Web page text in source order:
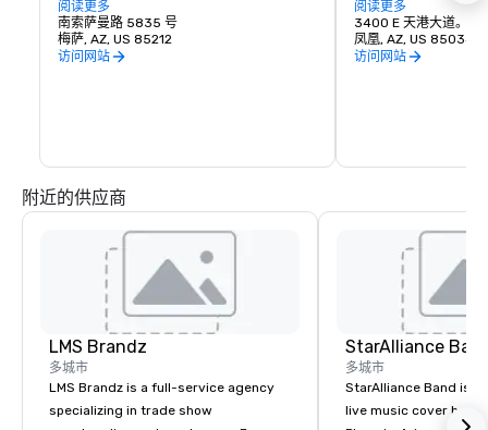
间断服务，每年为亚利桑那州的经济贡献13
亿美元。
阅读更多
南索萨曼路 5835 号
梅萨, AZ, US 85212
访问网站
• 梅萨距离菲尼克斯
钟路程
• 前往全球 100 多个
飞航班
阅读更多
3400 E 天港大道。
凤凰, AZ, US 85034
访问网站
附近的供应商
LMS Brandz
多城市
LMS Brandz is a full-service agency
specializing in trade show
StarAlliance
多城市
StarAlliance Band is
live music cover band